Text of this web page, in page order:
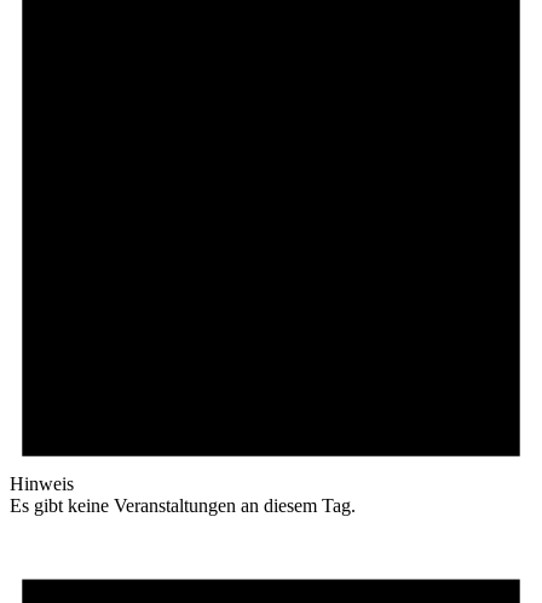
Hinweis
Es gibt keine Veranstaltungen an diesem Tag.